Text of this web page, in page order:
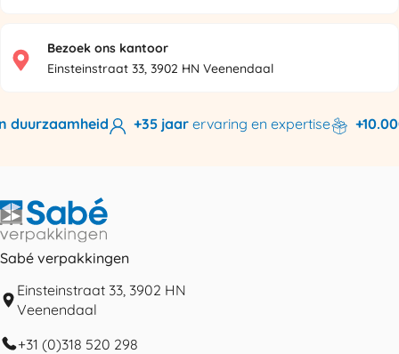
Bezoek ons kantoor
Einsteinstraat 33, 3902 HN Veenendaal
+35 jaarervaring en expertise
Sabé verpakkingen
Einsteinstraat 33, 3902 HN
Veenendaal
+31 (0)318 520 298